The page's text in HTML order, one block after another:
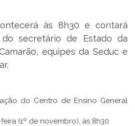
às 8h30 e contará
secretário de Estado da
equipes da Seduc e
do Centro de Ensino General
(1º de novembro), às 8h30